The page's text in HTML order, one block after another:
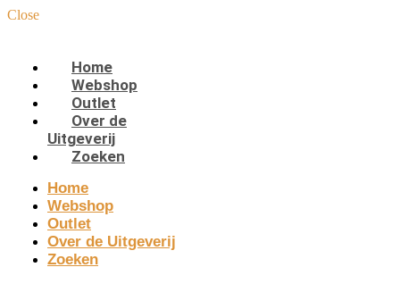
Close
Home
Webshop
Outlet
Over de
Uitgeverij
Zoeken
Home
Webshop
Outlet
Over de Uitgeverij
Zoeken